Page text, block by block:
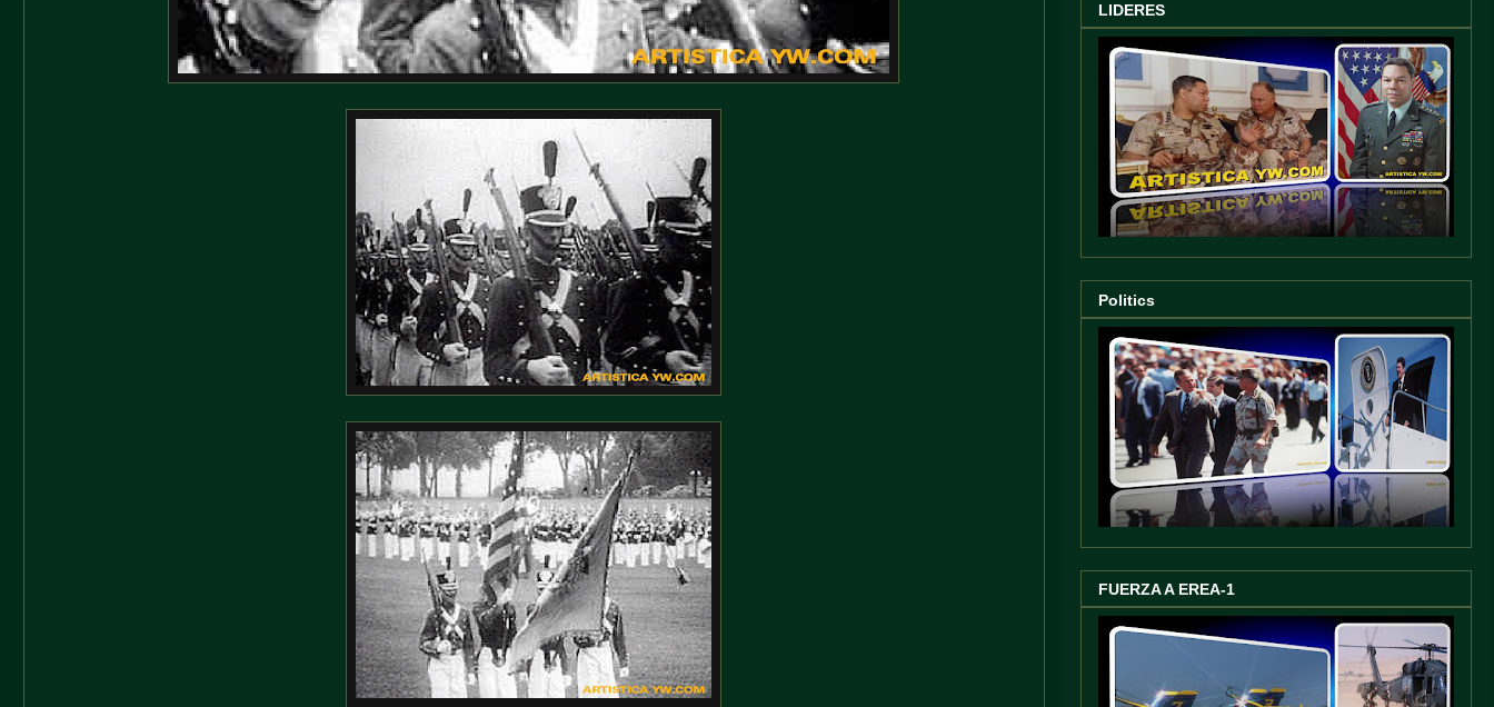
LIDERES
Politics
FUERZA A EREA-1